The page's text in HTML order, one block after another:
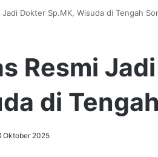
Jadi Dokter Sp.MK, Wisuda di Tengah
Resmi
di
Oktober 2025